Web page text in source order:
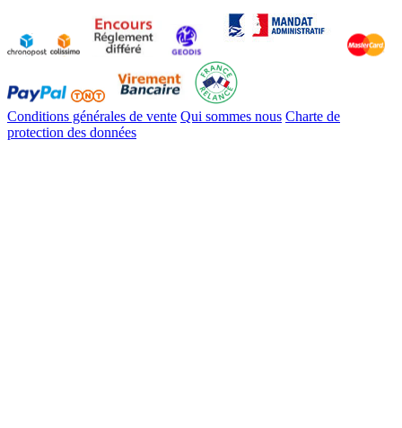
Conditions générales de vente Qui sommes nous Charte de
protection des données